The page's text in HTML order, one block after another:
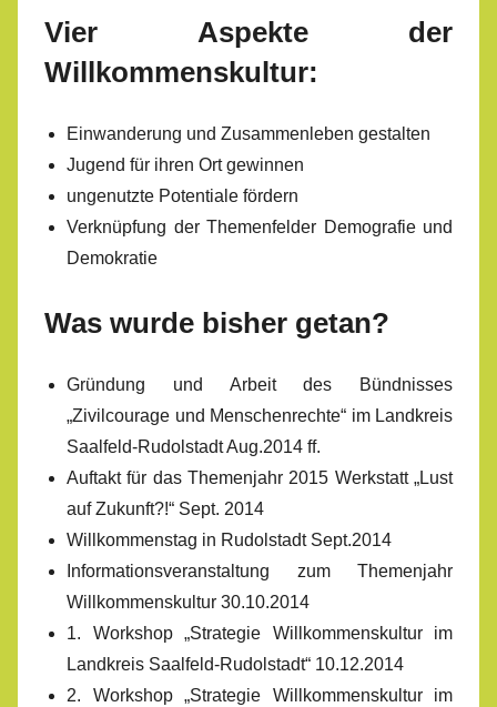
Vier Aspekte der
Willkommenskultur:
Einwanderung und Zusammenleben gestalten
Jugend für ihren Ort gewinnen
ungenutzte Potentiale fördern
Verknüpfung der Themenfelder Demografie und
Demokratie
Was wurde bisher getan?
Gründung und Arbeit des Bündnisses
„Zivilcourage und Menschenrechte“ im Landkreis
Saalfeld-Rudolstadt Aug.2014 ff.
Auftakt für das Themenjahr 2015 Werkstatt „Lust
auf Zukunft?!“ Sept. 2014
Willkommenstag in Rudolstadt Sept.2014
Informationsveranstaltung zum Themenjahr
Willkommenskultur 30.10.2014
1. Workshop „Strategie Willkommenskultur im
Landkreis Saalfeld-Rudolstadt“ 10.12.2014
2. Workshop „Strategie Willkommenskultur im